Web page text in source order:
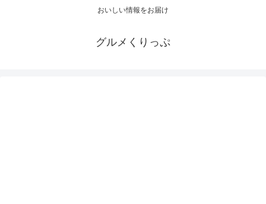
おいしい情報をお届け
グルメくりっぷ